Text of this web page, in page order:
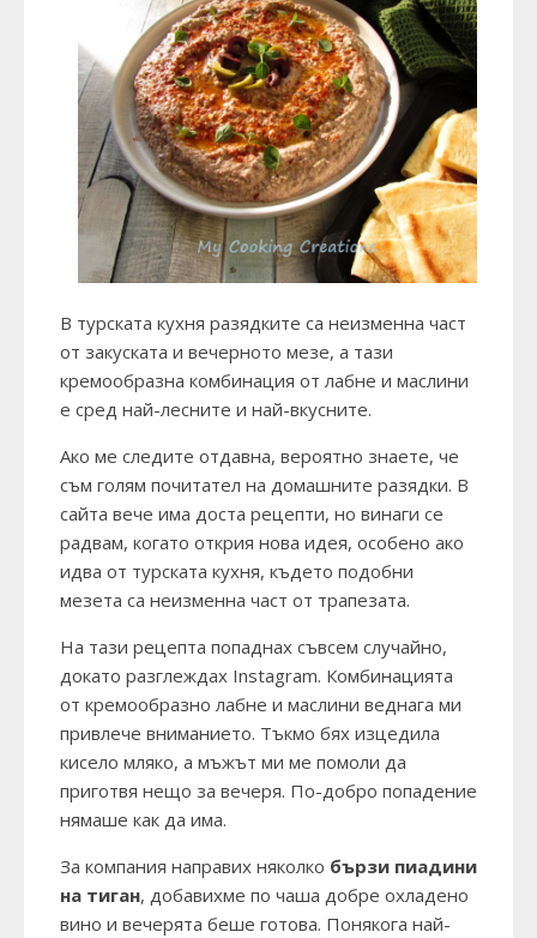
В турската кухня разядките са неизменна част
от закуската и вечерното мезе, а тази
кремообразна комбинация от лабне и маслини
е сред най-лесните и най-вкусните.
Ако ме следите отдавна, вероятно знаете, че
съм голям почитател на домашните разядки. В
сайта вече има доста рецепти, но винаги се
радвам, когато открия нова идея, особено ако
идва от турската кухня, където подобни
мезета са неизменна част от трапезата.
На тази рецепта попаднах съвсем случайно,
докато разглеждах Instagram. Комбинацията
от кремообразно лабне и маслини веднага ми
привлече вниманието. Тъкмо бях изцедила
кисело мляко, а мъжът ми ме помоли да
приготвя нещо за вечеря. По-добро попадение
нямаше как да има.
За компания направих няколко бързи пиадини
на тиган, добавихме по чаша добре охладено
вино и вечерята беше готова. Понякога най-